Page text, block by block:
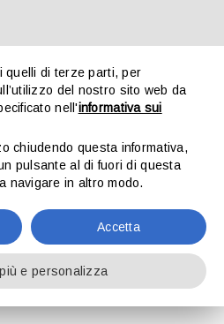
Toggle
di lavoro e
quelli di terze parti, per
del nostro sito web da
nell'informativa sui
chiudendo questa informativa,
pulsante al di fuori di questa
navigare in altro modo.
Accetta
e personalizza